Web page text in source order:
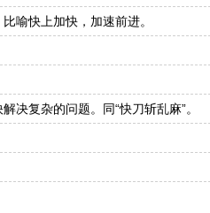
喻快上加快，加速前进。
决复杂的问题。同“快刀斩乱麻”。